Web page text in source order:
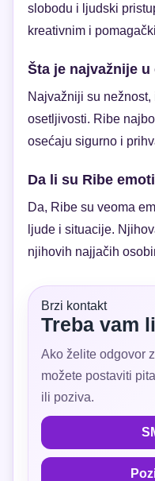
slobodu i ljudski
kreativnim i
Šta je najvažnije
Najvažniji su
osetljivosti. Ribe
osećaju sigurno i
Da li su Ribe
Da, Ribe su veoma
ljude i situacije.
njihovih najjačih
Brzi kontakt
Treba vam
Ako želite odgovor
možete postaviti
ili poziva.